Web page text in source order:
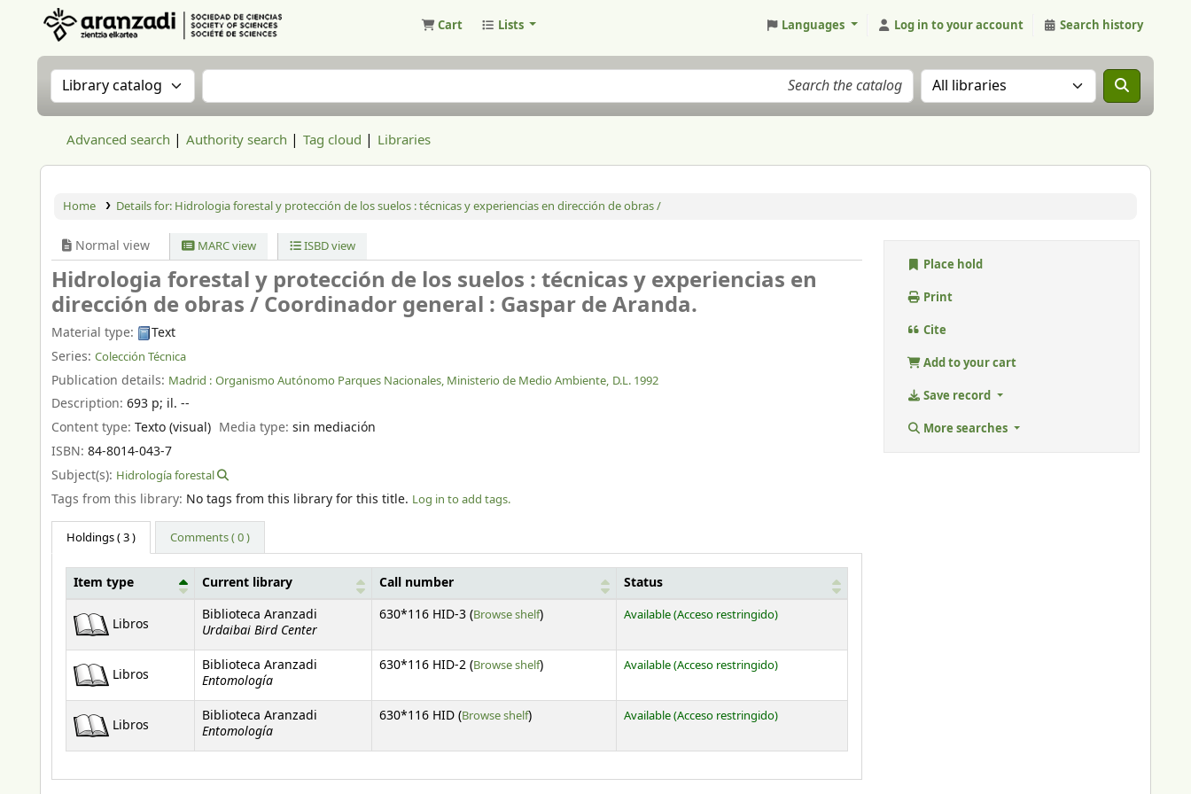
Cart Lists Languages Log in to your account Search history
Search the catalog by:Search the catalog Search the catalog in:
Advanced search Authority search Tag cloud Libraries
Home Details for: Hidrologia forestal y protección de los suelos : técnicas y experiencias en dirección de obras /
Normal view MARC view ISBD view
Hidrologia forestal y protección de los suelos : técnicas y experiencias en
dirección de obras /Coordinador general : Gaspar de Aranda.
Material type:
Text
Series: Colección Técnica
Publication details: Madrid : Organismo Autónomo Parques Nacionales, Ministerio de Medio Ambiente, D.L. 1992
Description: 693 p; il. --
Content type: Texto (visual) Media type:sin mediación
ISBN: 84-8014-043-7
Subject(s): Hidrología forestal
Tags from this library: No tags from this library for this title. Log in to add tags.
Holdings( 3 ) Comments ( 0 )
Item type Current library Call number Status
Libros
Biblioteca Aranzadi
Urdaibai Bird Center
630*116 HID-3 (Browse shelf(Opens below)
) Available(Acceso restringido)
Libros
Biblioteca Aranzadi
Entomología
630*116 HID-2 (Browse shelf(Opens below)
) Available(Acceso restringido)
Libros
Biblioteca Aranzadi
Entomología
630*116 HID (Browse shelf(Opens below)
) Available(Acceso restringido)
Place hold
Print
Cite
Add to your cart
Save record
More searches